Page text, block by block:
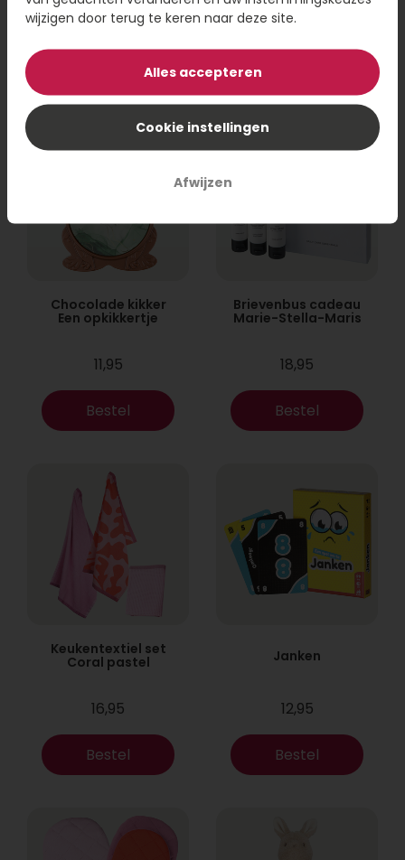
19,95 22,99
Chocolade kikker
Een opkikkertje
11,95
Bestel
Brievenbus cadeau
Marie-Stella-Maris
18,95
Bestel
Keukentextiel set
Coral pastel
16,95
Bestel
Janken
12,95
Bestel
wijzigen door terug te keren naar deze site.
Alles accepteren
Cookie instellingen
Afwijzen